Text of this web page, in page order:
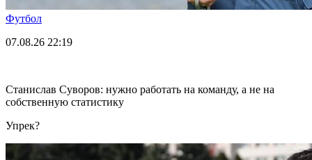
Футбол
07.08.26 22:19
Станислав Суворов: нужно работать на команду, а не на
собственную статистику
Упрек?